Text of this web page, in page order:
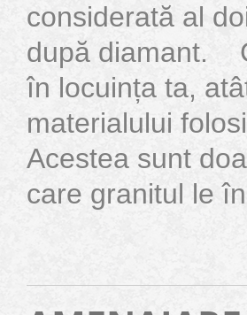
considerată al
după diamant.
în locuința ta,
materialului
Acestea sunt
care granitul le